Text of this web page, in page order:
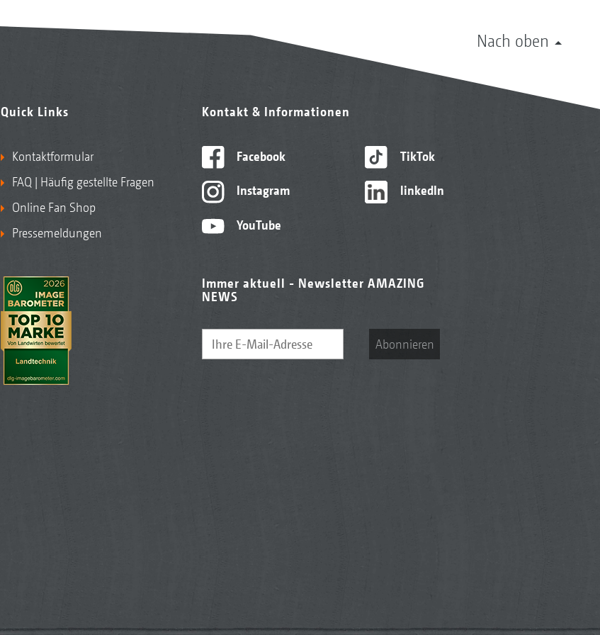
Nach oben
Quick Links
Kontaktformular
FAQ | Häufig gestellte Fragen
Online Fan Shop
Pressemeldungen
Kontakt & Informationen
Facebook
Instagram
YouTube
TikTok
linkedIn
Immer aktuell - Newsletter AMAZING
NEWS
Abonnieren